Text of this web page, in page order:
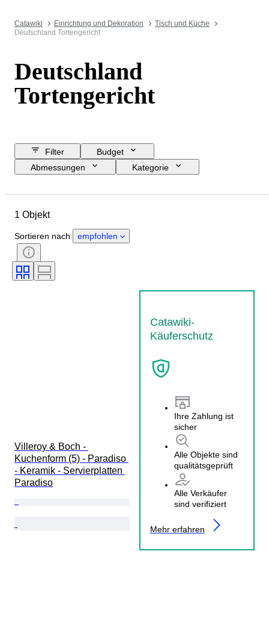
Catawiki Einrichtung und Dekoration
Tisch und Küche
Deutschland Tortengericht
Deutschland
Tortengericht
Filter
Budget
Abmessungen
Kategorie
Objekt
Zustand
Stil
Farbe
Dekor
1 Objekt
Sortieren nach empfohlen
Villeroy & Boch -
Kuchenform (5) - Paradiso
- Keramik - Servierplatten
Paradiso
Catawiki-
Käuferschutz
Ihre Zahlung ist
sicher
Alle Objekte sind
qualitätsgeprüft
Alle Verkäufer
sind verifiziert
Mehr erfahren